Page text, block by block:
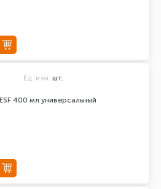
400 мл универсальный
Ед. изм. шт.